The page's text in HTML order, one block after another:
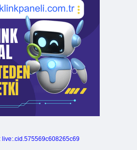
live:.cid.575569c608265c69